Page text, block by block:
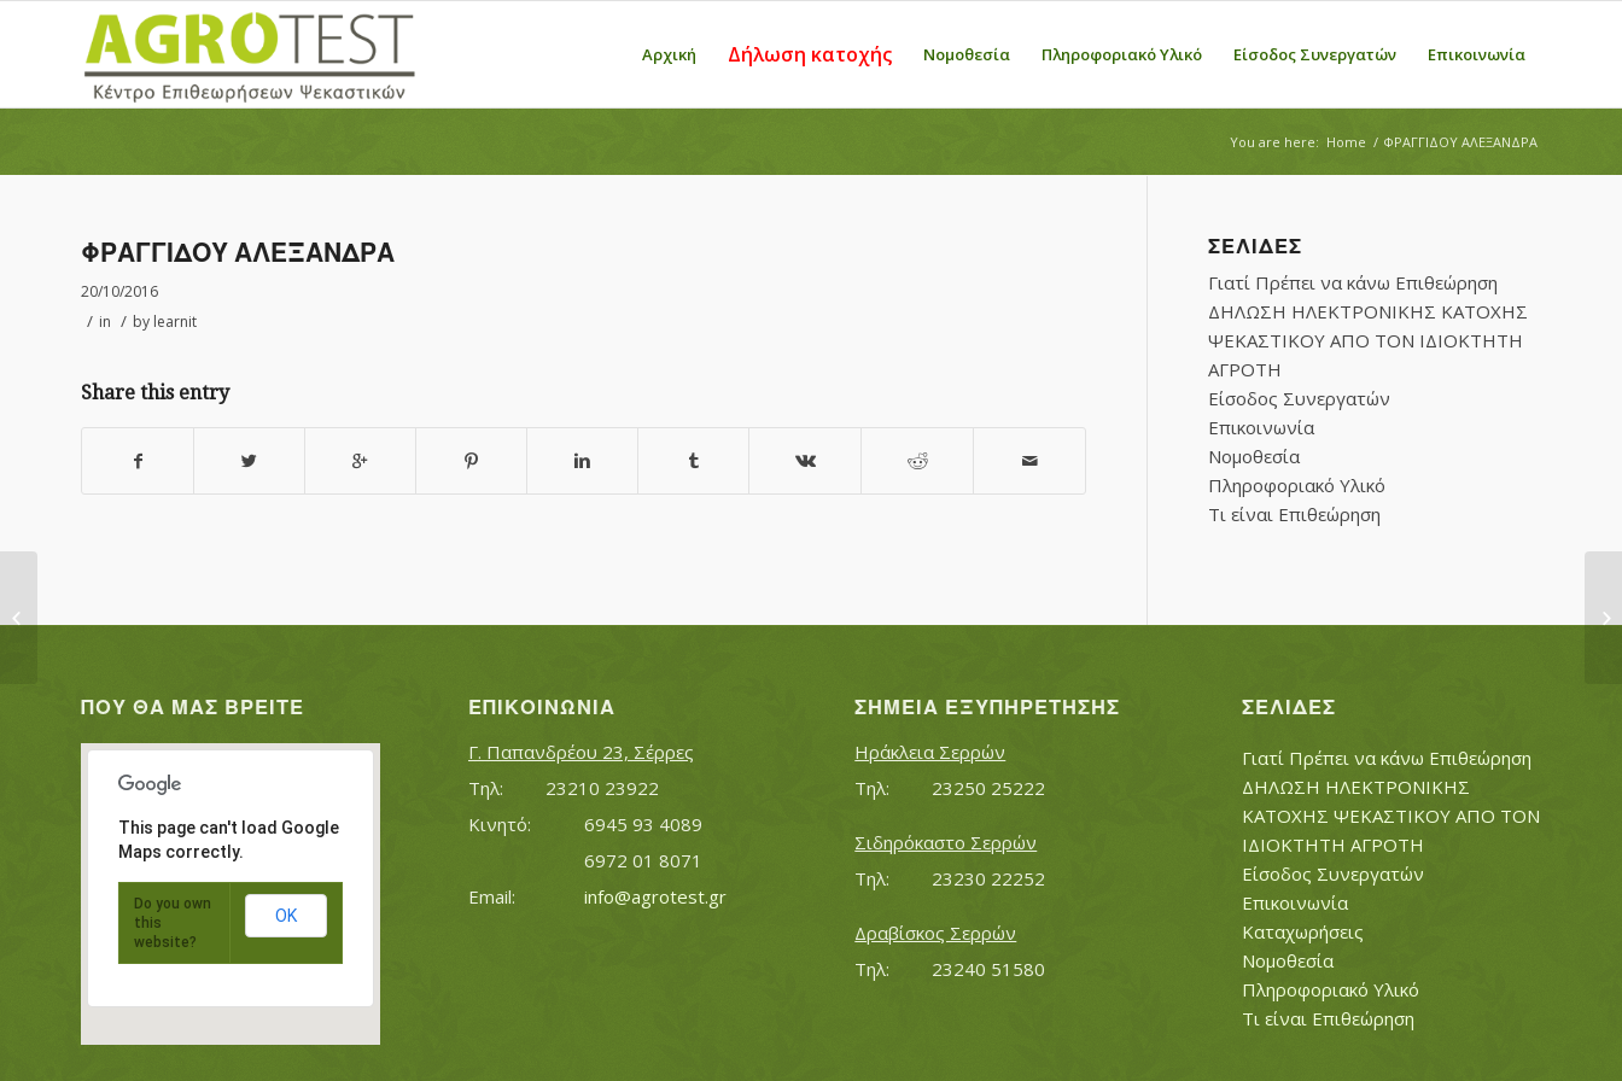
Αρχική Δήλωση κατοχής Νομοθεσία Πληροφοριακό Υλικό Είσοδος Συνεργατών Επικοινωνία
You are here: Home / ΦΡΑΓΓΙΔΟΥ ΑΛΕΞΑΝΔΡΑ
ΦΡΑΓΓΙΔΟΥ ΑΛΕΞΑΝΔΡΑ
20/10/2016
/ in / by learnit
Share this entry
ΣΕΛΊΔΕΣ
Γιατί Πρέπει να κάνω Επιθεώρηση
ΔΗΛΩΣΗ ΗΛΕΚΤΡΟΝΙΚΗΣ ΚΑΤΟΧΗΣ
ΨΕΚΑΣΤΙΚΟΥ ΑΠΟ ΤΟΝ ΙΔΙΟΚΤΗΤΗ
ΑΓΡΟΤΗ
Είσοδος Συνεργατών
Επικοινωνία
Νομοθεσία
Πληροφοριακό Υλικό
Τι είναι Επιθεώρηση
ΠΟΥ ΘΑ ΜΑΣ ΒΡΕΊΤΕ
This page can't load Google
Maps correctly.
Do you own
this
website?
OK
ΕΠΙΚΟΙΝΩΝΊΑ
Γ. Παπανδρέου 23, Σέρρες
Τηλ:		23210 23922
Κινητό:		6945 93 4089
			6972 01 8071
info@agrotest.gr
ΣΗΜΕΊΑ ΕΞΥΠΗΡΈΤΗΣΗΣ
Ηράκλεια Σερρών
Τηλ:		23250 25222
Σιδηρόκαστο Σερρών
Τηλ:		23230 22252
Δραβίσκος Σερρών
Τηλ:		23240 51580
ΣΕΛΊΔΕΣ
Γιατί Πρέπει να κάνω Επιθεώρηση
ΔΗΛΩΣΗ ΗΛΕΚΤΡΟΝΙΚΗΣ
ΚΑΤΟΧΗΣ ΨΕΚΑΣΤΙΚΟΥ ΑΠΟ ΤΟΝ
ΙΔΙΟΚΤΗΤΗ ΑΓΡΟΤΗ
Είσοδος Συνεργατών
Επικοινωνία
Καταχωρήσεις
Νομοθεσία
Πληροφοριακό Υλικό
Τι είναι Επιθεώρηση